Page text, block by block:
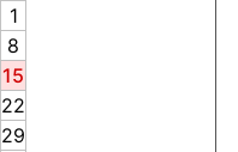
1
8
15
22
29